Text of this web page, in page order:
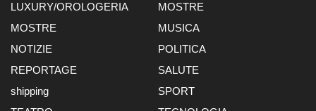
LUXURY/OROLOGERIA
MOSTRE
MOSTRE
MUSICA
NOTIZIE
POLITICA
REPORTAGE
SALUTE
shipping
SPORT